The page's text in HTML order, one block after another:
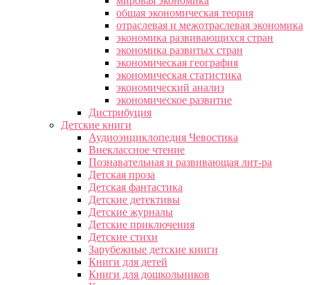
общая экономическая теория
отраслевая и межотраслевая экономика
экономика развивающихся стран
экономика развитых стран
экономическая география
экономическая статистика
экономический анализ
экономическое развитие
Дистрибуция
Детские книги
Аудиоэнциклопедия Чевостика
Внеклассное чтение
Познавательная и развивающая лит-ра
Детская проза
Детская фантастика
Детские детективы
Детские журналы
Детские приключения
Детские стихи
Зарубежные детские книги
Книги для детей
Книги для дошкольников